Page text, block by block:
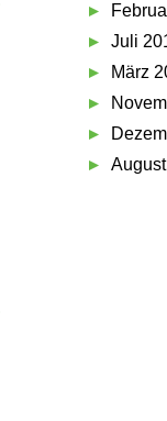
Juli
März